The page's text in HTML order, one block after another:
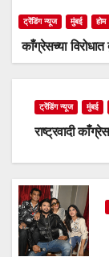
ट्रेंडिंग न्यूज मुंबई होम
काँग्रेसच्या
ट्रेंडिंग न्यूज मुंबई
राष्ट्रवादी